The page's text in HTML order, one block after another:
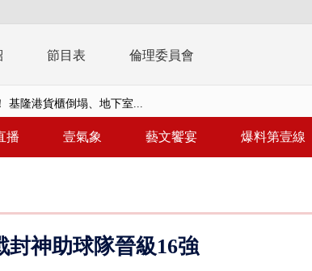
節目表 倫理委員會
基隆港貨櫃倒塌、地下室...
要藍白道歉 柯文哲再罵...
播 壹氣象 藝文饗宴 爆料第壹線
神助球隊晉級16強